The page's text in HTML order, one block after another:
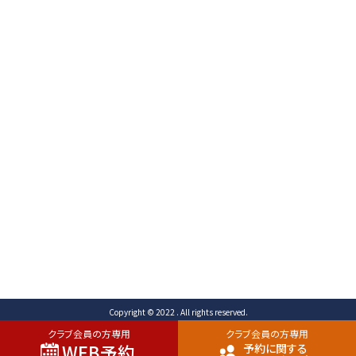
クラブ会員の方専用 クラブ会員の方専用
予約に関する
Copyright © 2022 . All rights reserved.